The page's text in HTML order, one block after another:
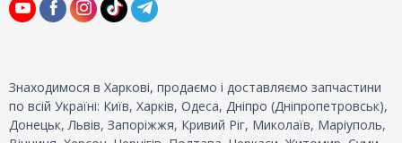
Знаходимося в Харкові, продаємо і доставляємо запчастини
по всій Україні: Київ, Харків, Одеса, Дніпро (Дніпропетровськ),
Донецьк, Львів, Запоріжжя, Кривий Ріг, Миколаїв, Маріуполь,